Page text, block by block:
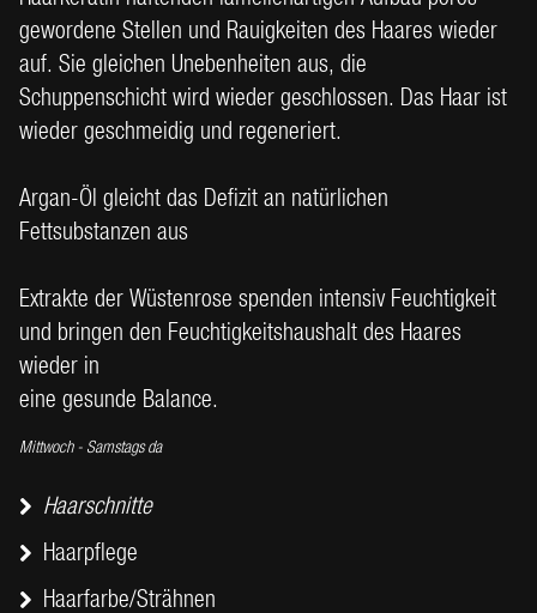
gewordene Stellen und Rauigkeiten des Haares wieder
auf. Sie gleichen Unebenheiten aus, die
Schuppenschicht wird wieder geschlossen. Das Haar ist
wieder geschmeidig und regeneriert.
Argan-Öl gleicht das Defizit an natürlichen
Fettsubstanzen aus
Extrakte der Wüstenrose spenden intensiv Feuchtigkeit
und bringen den Feuchtigkeitshaushalt des Haares
wieder in
eine gesunde Balance.
Mittwoch - Samstags da
Haarschnitte
Haarpflege
Haarfarbe/Strähnen